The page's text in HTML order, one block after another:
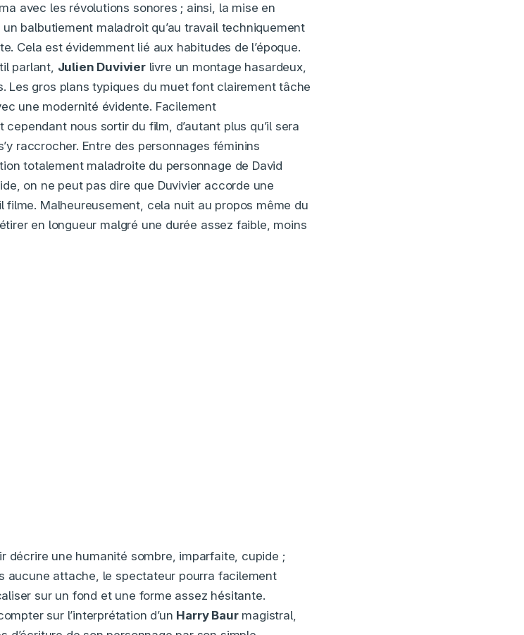
avec les révolutions sonores ; ainsi, la mise en
balbutiement maladroit qu’au travail techniquement
Cela est évidemment lié aux habitudes de l’époque.
parlant, Julien Duvivierlivre un montage hasardeux,
Les gros plans typiques du muet font clairement tâche
une modernité évidente. Facilement
nous sortir du film, d’autant plus qu’il sera
raccrocher. Entre des personnages féminins
totalement maladroite du personnage de David
on ne peut pas dire que Duvivier accorde une
filme. Malheureusement, cela nuit au propos même du
en longueur malgré une durée assez faible, moins
décrire une humanité sombre, imparfaite, cupide ;
aucune attache, le spectateur pourra facilement
sur un fond et une forme assez hésitante.
sur l’interprétation d’un Harry Baurmagistral,